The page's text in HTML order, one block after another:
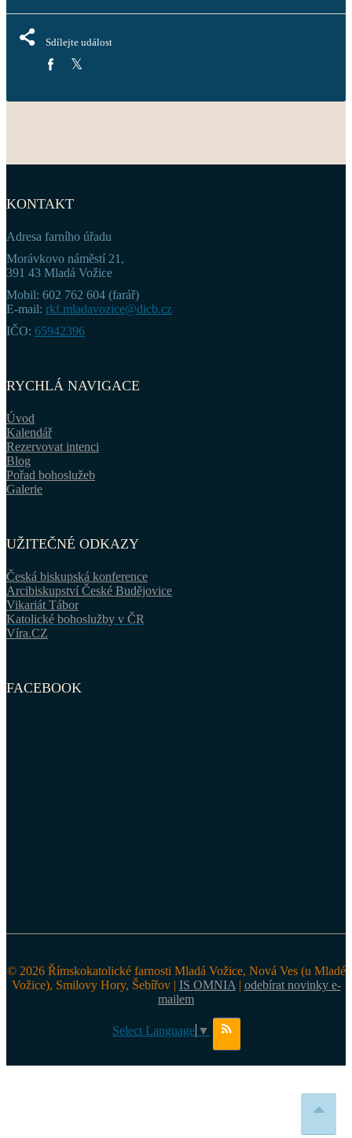
Sdílejte událost
KONTAKT
Adresa farního úřadu
Morávkovo náměstí 21,
391 43 Mladá Vožice
Mobil: 602 762 604 (farář)
E-mail: rkf.mladavozice@dicb.cz
IČO: 65942396
RYCHLÁ NAVIGACE
Úvod
Kalendář
Rezervovat intenci
Blog
Pořad bohoslužeb
Galerie
UŽITEČNÉ ODKAZY
Česká biskupská konference
Arcibiskupství České Budějovice
Vikariát Tábor
Katolické bohoslužby v ČR
Víra.CZ
FACEBOOK
© 2026 Římskokatolické farnosti Mladá Vožice, Nová Ves (u Mladé
Vožice), Smilovy Hory, Šebířov | IS OMNIA| odebírat novinky e-
mailem
Select Language ▼